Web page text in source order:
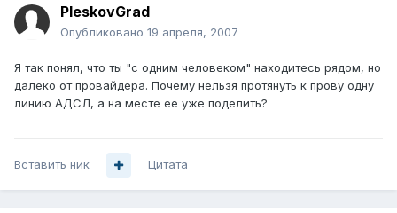
PleskovGrad
Опубликовано 19 апреля, 2007
Я так понял, что ты "с одним человеком" находитесь рядом, но
далеко от провайдера. Почему нельзя протянуть к прову одну
линию АДСЛ, а на месте ее уже поделить?
Вставить ник Цитата